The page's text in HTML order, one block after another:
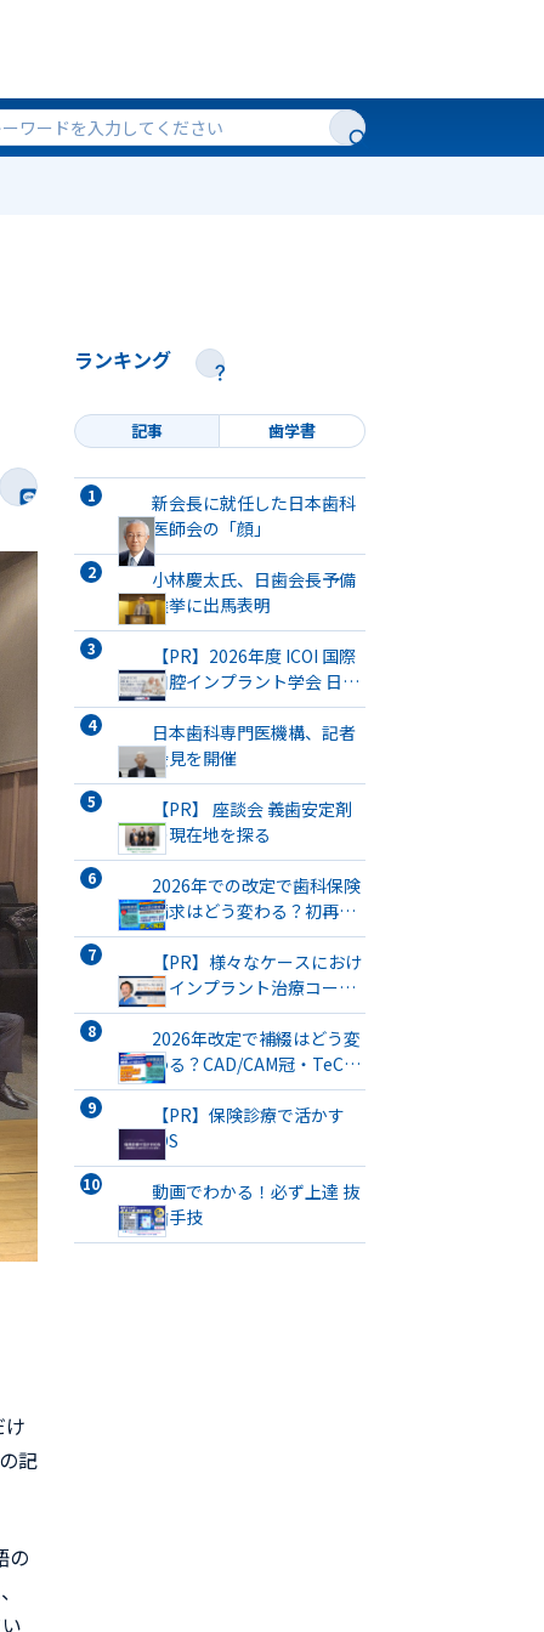
記
の
ランキング
記事 歯学書
新会長に就任した日本歯科
医師会の「顔」
小林慶太氏、日歯会長予備
選挙に出馬表明
【PR】2026年度 ICOI 国際
口腔インプラント学会 日本
支部総会・学術大会開催
日本歯科専門医機構、記者
会見を開催
【PR】 座談会 義歯安定剤
の現在地を探る
2026年での改定で歯科保険
請求はどう変わる？初再
診・医療DX・歯管・口腔機
能・SPTまで徹底解説
【PR】様々なケースにおけ
るインプラント治療コース
開催
2026年改定で補綴はどう変
わる？CAD/CAM冠・TeC・
義管／歯リハ1・チタンブリ
ッジ・3次元プリント有床義
歯まで詳解
【PR】保険診療で活かす
IOS
動画でわかる！必ず上達 抜
歯手技